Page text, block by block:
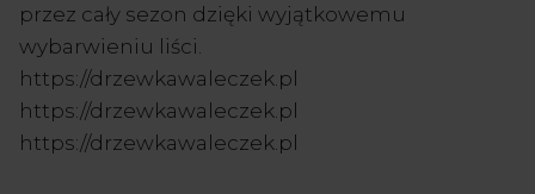
przez cały sezon dzięki wyjątkowemu
wybarwieniu liści.
https://drzewkawaleczek.pl
https://drzewkawaleczek.pl
https://drzewkawaleczek.pl